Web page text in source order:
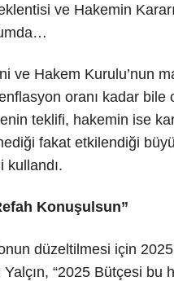
ve Hakemin
ve Hakem Kurulu’nun
oranı kadar bile
teklifi, hakemin ise
fakat etkilendiği
kullandı.
Konuşulsun”
düzeltilmesi için 2025
“2025 Bütçesi